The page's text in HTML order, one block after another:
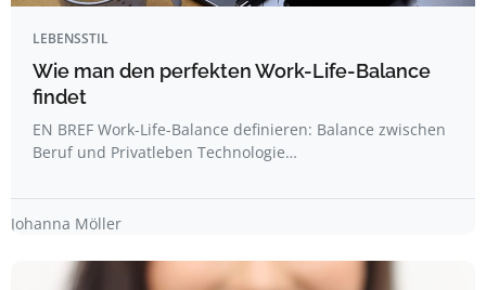
LEBENSSTIL
Wie man den perfekten Work-Life-Balance
findet
EN BREF Work-Life-Balance definieren: Balance zwischen
Beruf und Privatleben Technologie…
Johanna Möller